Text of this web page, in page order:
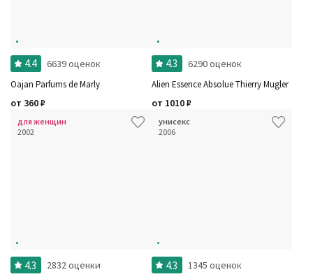
4.4 6639 оценок
Oajan Parfums de Marly
от 360₽
4.3 6290 оценок
Alien Essence Absolue Thierry Mugler
от 1010₽
для женщин
2002
4.3 2832 оценки
унисекс
2006
4.3 1345 оценок